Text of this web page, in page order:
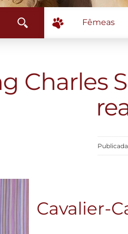
Fêmeas
Charles
Cavalier-